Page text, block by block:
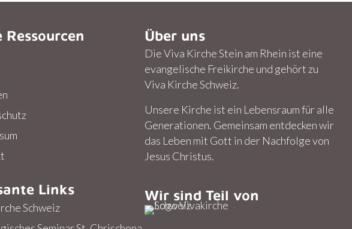
Ressourcen
Links
Schweiz
Über uns
Die Viva Kirche Stein am Rhein ist eine
evangelische Freikirche und gehört zu
Viva Kirche Schweiz.
Unsere Kirche ist ein Lebensraum für alle
Generationen. Gemeinsam entdecken wir
das Leben mit Gott in der Nachfolge von
Jesus Christus.
Wir sind Teil von